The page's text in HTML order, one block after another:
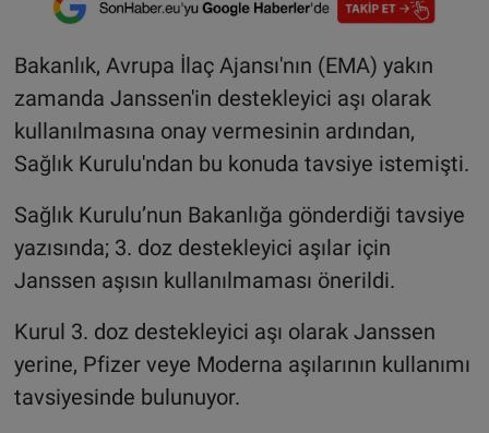
Bakanlık, Avrupa İlaç Ajansı'nın (EMA) yakın
zamanda Janssen'in destekleyici aşı olarak
kullanılmasına onay vermesinin ardından,
Sağlık Kurulu'ndan bu konuda tavsiye istemişti.
Sağlık Kurulu’nun Bakanlığa gönderdiği tavsiye
yazısında; 3. doz destekleyici aşılar için
Janssen aşısın kullanılmaması önerildi.
Kurul 3. doz destekleyici aşı olarak Janssen
yerine, Pfizer veye Moderna aşılarının kullanımı
tavsiyesinde bulunuyor.